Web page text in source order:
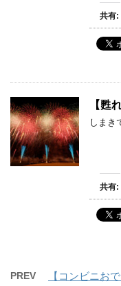
共有:
【甦
しまき
共有:
PREV 【コンビニお